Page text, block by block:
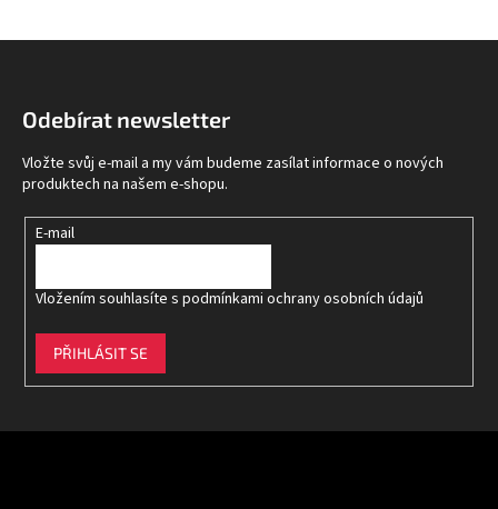
Odebírat newsletter
Vložte svůj e-mail a my vám budeme zasílat informace o nových
produktech na našem e-shopu.
E-mail
Vložením souhlasíte s podmínkami ochrany osobních údajů
PŘIHLÁSIT SE